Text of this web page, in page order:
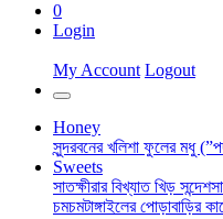
0
Login
My Account Logout
Honey
সুন্দরবনের খলিশা ফুলের মধু
Sweets
সাতক্ষীরার বিখ্যাত খিড় সন্দেশ
চমচমটাঙ্গাইলের পোড়াবাড়ির